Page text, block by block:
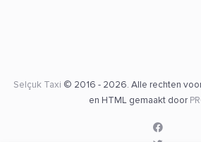
Selçuk Taxi © 2016 - 2026. Alle rechten
en HTML gemaakt door